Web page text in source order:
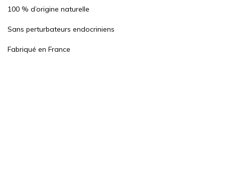
100 % d’origine naturelle
Sans perturbateurs endocriniens
Fabriqué en France